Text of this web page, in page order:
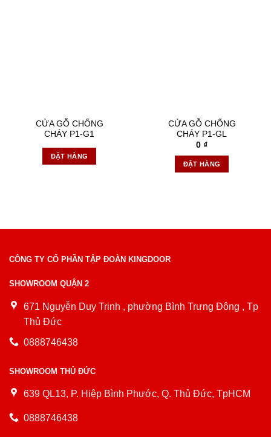
CỬA GỖ CHỐNG
CHÁY P1-G1
ĐẶT HÀNG
CỬA GỖ CHỐNG
CHÁY P1-GL
0 ₫
ĐẶT HÀNG
CÔNG TY CỔ PHẦN TẬP ĐOÀN KINGDOOR
SHOWROOM QUẬN 2
671 Nguyễn Duy Trinh , phường Bình Trưng Đông , Tp
Thủ Đức
0888746438
SHOWROOM THỦ ĐỨC
639 QL13, P. Hiệp Bình Phước, Q. Thủ Đức, TpHCM
0888746438